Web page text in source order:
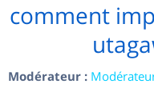
comment
Modérateur :